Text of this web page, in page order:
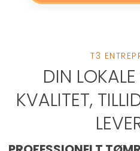
T3
DIN
KVALITET,